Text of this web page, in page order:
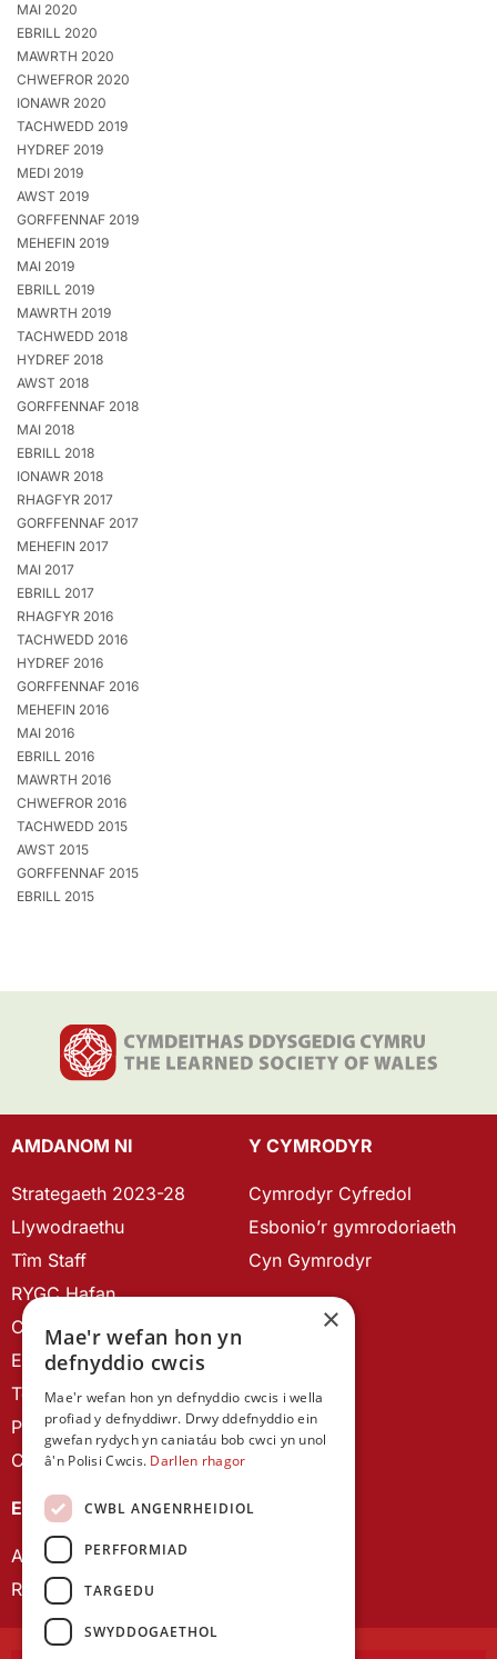
MAI 2020
EBRILL 2020
MAWRTH 2020
CHWEFROR 2020
IONAWR 2020
TACHWEDD 2019
HYDREF 2019
MEDI 2019
AWST 2019
GORFFENNAF 2019
MEHEFIN 2019
MAI 2019
EBRILL 2019
MAWRTH 2019
TACHWEDD 2018
HYDREF 2018
AWST 2018
GORFFENNAF 2018
MAI 2018
EBRILL 2018
IONAWR 2018
RHAGFYR 2017
GORFFENNAF 2017
MEHEFIN 2017
MAI 2017
EBRILL 2017
RHAGFYR 2016
TACHWEDD 2016
HYDREF 2016
GORFFENNAF 2016
MEHEFIN 2016
MAI 2016
EBRILL 2016
MAWRTH 2016
CHWEFROR 2016
TACHWEDD 2015
AWST 2015
GORFFENNAF 2015
EBRILL 2015
AMDANOM NI
Strategaeth 2023-28
Llywodraethu
Tîm Staff
RYGC Hafan
Canllawiau brandio
Ein Hanes
Telerau ac Amodau
Polisi Preifatrwydd
Cysylltu â ni
Y CYMRODYR
Cymrodyr Cyfredol
Esbonio’r gymrodoriaeth
Cyn Gymrodyr
EIN CYHOEDDIADAU
Astudiaethau Cymreig
Rhwydwaith Ymchwil Gyrfa Cynnar
×
Mae'r wefan hon yn
defnyddio cwcis
Mae'r wefan hon yn defnyddio cwcis i wella
profiad y defnyddiwr. Drwy ddefnyddio ein
gwefan rydych yn caniatáu bob cwci yn unol
â'n Polisi Cwcis. Darllen rhagor
CWBL ANGENRHEIDIOL
PERFFORMIAD
TARGEDU
SWYDDOGAETHOL